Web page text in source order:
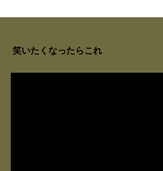
笑いたくなったらこれ